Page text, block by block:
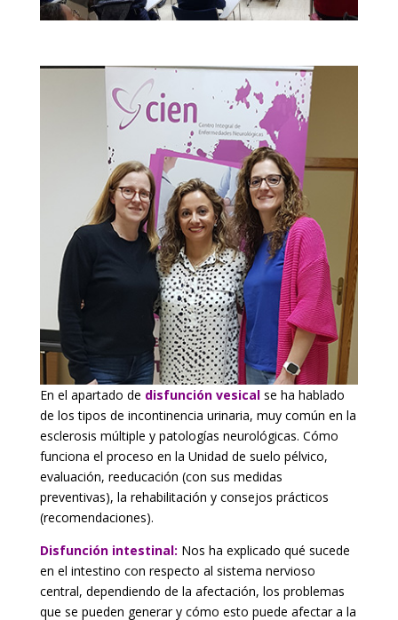
En el apartado de disfunción vesicalse ha hablado
de los tipos de incontinencia urinaria, muy común en la
esclerosis múltiple y patologías neurológicas. Cómo
funciona el proceso en la Unidad de suelo pélvico,
evaluación, reeducación (con sus medidas
preventivas), la rehabilitación y consejos prácticos
(recomendaciones).
Disfunción intestinal: Nos ha explicado qué sucede
en el intestino con respecto al sistema nervioso
central, dependiendo de la afectación, los problemas
que se pueden generar y cómo esto puede afectar a la